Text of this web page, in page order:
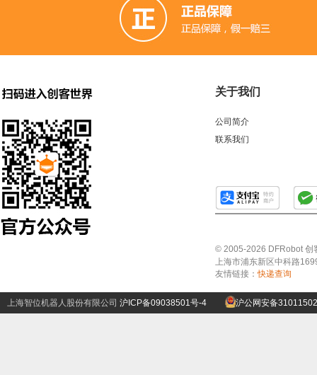
关于我们
公司简介
联系我们
© 2005-2026 DFRobot 创
上海市浦东新区中科路
友情链接：快递查询
上海智位机器人股份有限公司 沪ICP备09038501号-4 沪公网安备